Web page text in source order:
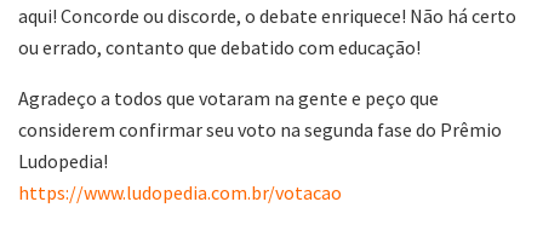
aqui! Concorde ou discorde, o debate enriquece! Não há certo
ou errado, contanto que debatido com educação!
Agradeço a todos que votaram na gente e peço que
considerem confirmar seu voto na segunda fase do Prêmio
Ludopedia!
https://www.ludopedia.com.br/votacao